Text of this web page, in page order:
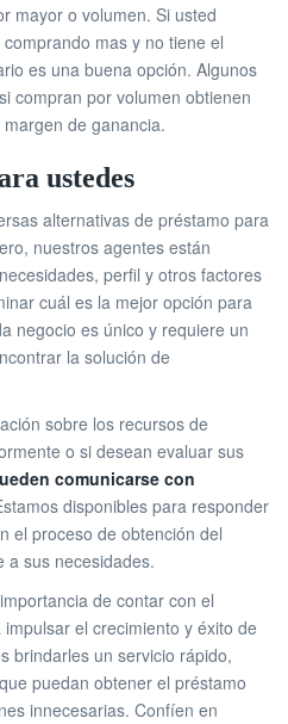
mayor o volumen. Si usted
mas y no tiene el
es una buena opción. Algunos
compran por volumen obtienen
de ganancia.
ustedes
alternativas de préstamo para
nuestros agentes están
perfil y otros factores
cuál es la mejor opción para
negocio es único y requiere un
la solución de
sobre los recursos de
o si desean evaluar sus
comunicarse con
disponibles para responder
el proceso de obtención del
a sus necesidades.
de contar con el
el crecimiento y éxito de
brindarles un servicio rápido,
puedan obtener el préstamo
innecesarias. Confíen en